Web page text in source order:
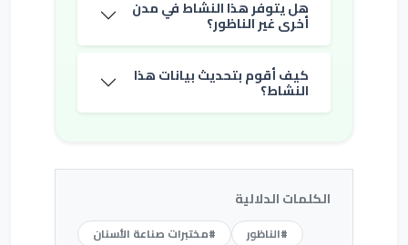
هل يتوفر هذا النشاط في مدن
أخرى غير الناظور؟
كيف أقوم بتحديث بيانات هذا
النشاط؟
الكلمات الدلالية
#الناظور
#مختبرات صناعة الأسنان